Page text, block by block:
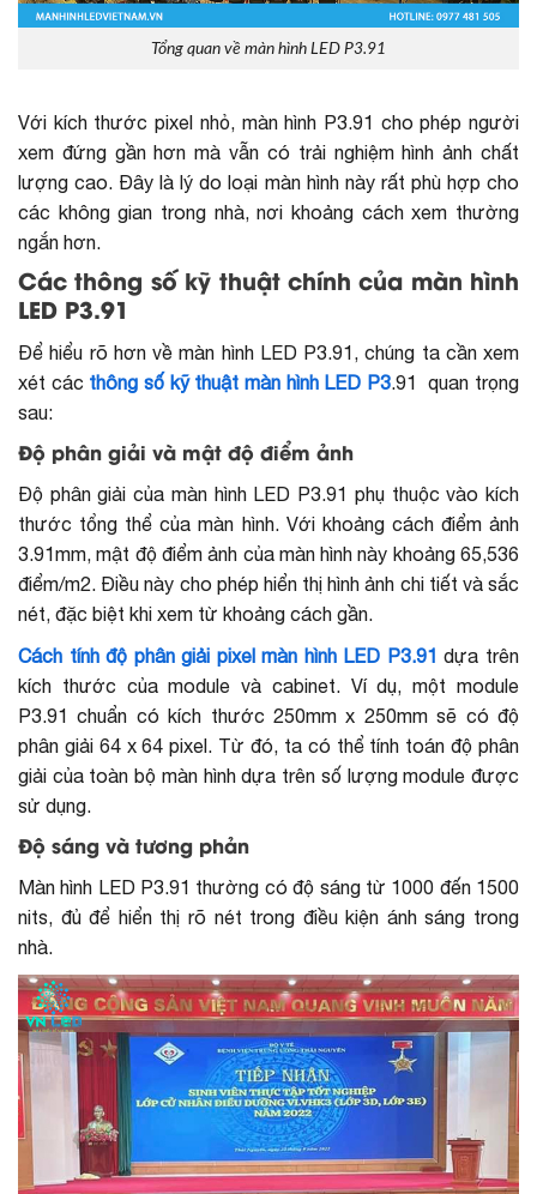
Tổng quan về màn hình LED P3.91
Với kích thước pixel nhỏ, màn hình P3.91 cho phép người
xem đứng gần hơn mà vẫn có trải nghiệm hình ảnh chất
lượng cao. Đây là lý do loại màn hình này rất phù hợp cho
các không gian trong nhà, nơi khoảng cách xem thường
ngắn hơn.
Các thông số kỹ thuật chính của màn hình
LED P3.91
Để hiểu rõ hơn về màn hình LED P3.91, chúng ta cần xem
xét các thông số kỹ thuật màn hình LED P3.91
quan trọng
sau:
Độ phân giải và mật độ điểm ảnh
Độ phân giải của màn hình LED P3.91 phụ thuộc vào kích
thước tổng thể của màn hình. Với khoảng cách điểm ảnh
3.91mm, mật độ điểm ảnh của màn hình này khoảng 65,536
điểm/m2. Điều này cho phép hiển thị hình ảnh chi tiết và sắc
nét, đặc biệt khi xem từ khoảng cách gần.
Cách tính độ phân giải pixel màn hình LED P3.91 dựa trên
kích thước của module và cabinet. Ví dụ, một module
P3.91 chuẩn có kích thước 250mm x 250mm sẽ có độ
phân giải 64 x 64 pixel. Từ đó, ta có thể tính toán độ phân
giải của toàn bộ màn hình dựa trên số lượng module được
sử dụng.
Độ sáng và tương phản
Màn hình LED P3.91 thường có độ sáng từ 1000 đến 1500
nits, đủ để hiển thị rõ nét trong điều kiện ánh sáng trong
nhà.